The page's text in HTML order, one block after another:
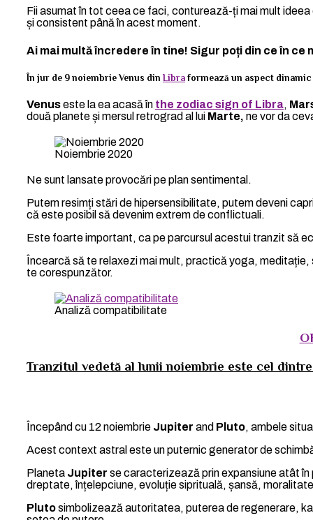
Fii asumat în tot ceea ce faci, conturează-ți mai mult
și consistent până în acest moment.
Ai mai multă încredere în tine! Sigur poți din ce în ce
În jur de 9 noiembrie Venus din Libra formează un aspect
Venuseste la ea acasă în the zodiac sign of Libra,
două planete și mersul retrograd al lui Marte, ne vor da
Noiembrie 2020
Ne sunt lansate provocări pe plan sentimental.
Putem resimți stări de hipersensibilitate, putem deveni
că este posibil să devenim extrem de conflictuali.
Este foarte important, ca pe parcursul acestui tranzit să
Încearcă să te relaxezi mai mult, practică yoga,
te corespunzător.
Analiză compatibilitate
Tranzitul vedetă al lunii noiembrie este cel
Începând cu 12 noiembrie Jupiter and Pluto, ambele
Acest context astral este un puternic generator de
Planeta Jupiter se caracterizează prin expansiune atât
dreptate, înțelepciune, evoluție siprituală, șansă,
Plutosimbolizează autoritatea, puterea de regenerare,